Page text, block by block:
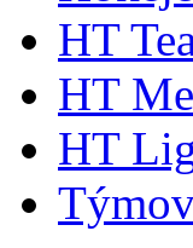
HT
HT
HT